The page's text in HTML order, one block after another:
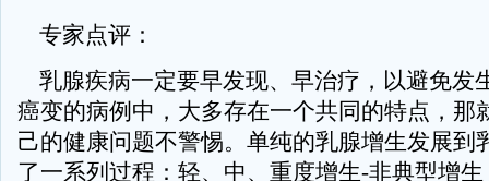
专家点评：
乳腺疾病一定要早发现、早治疗，以避免发
癌变的病例中，大多存在一个共同的特点，那
己的健康问题不警惕。单纯的乳腺增生发展到
了一系列过程：轻、中、重度增生-非典型增